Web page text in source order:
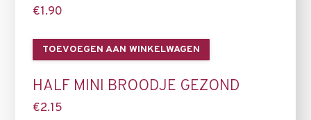
€1.90
TOEVOEGEN AAN WINKELWAGEN
HALF MINI BROODJE GEZOND
€2.15